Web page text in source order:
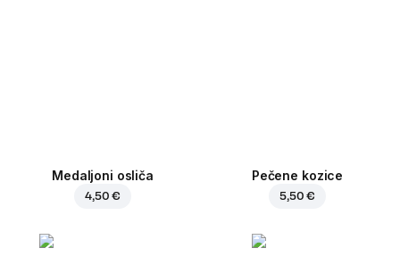
Medaljoni osliča
4,50 €
Pečene kozice
5,50 €